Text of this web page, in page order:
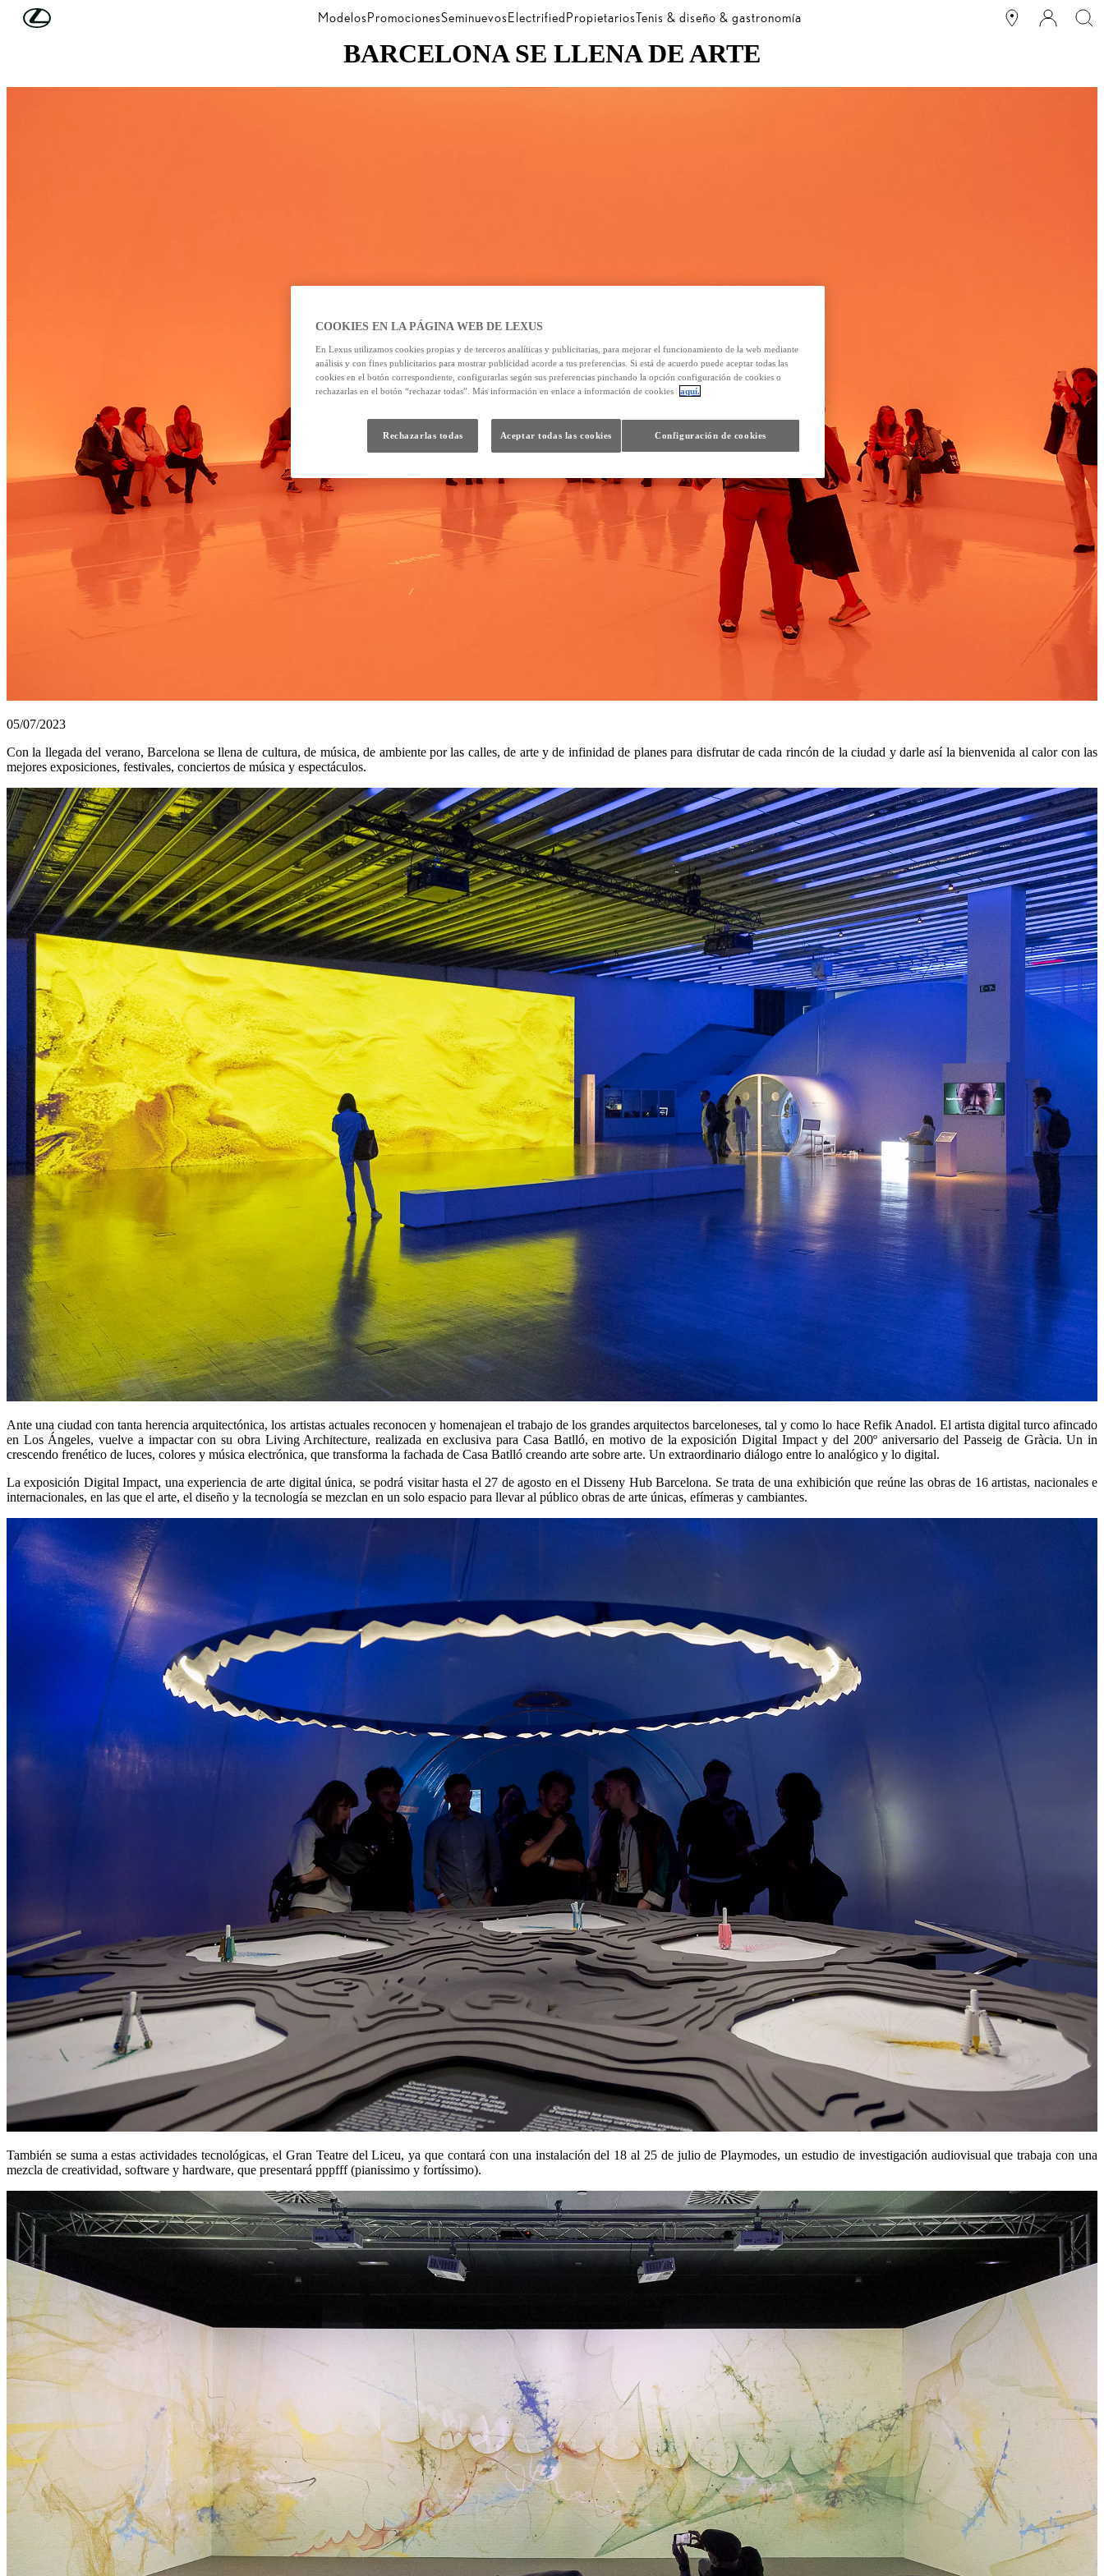
Skip to Main Content ModelosPromocionesSeminuevosElectrifiedPropietariosTenis & diseño & gastronomía
BARCELONA SE LLENA DE ARTE
05/07/2023
Con la llegada del verano, Barcelona se llena de cultura, de música, de ambiente por las calles, de arte y de infinidad de planes para disfrutar de cada rincón de la ciudad y darle así la bienvenida al calor con las
mejores exposiciones, festivales, conciertos de música y espectáculos.
Ante una ciudad con tanta herencia arquitectónica, los artistas actuales reconocen y homenajean el trabajo de los grandes arquitectos barceloneses, tal y como lo hace Refik Anadol. El artista digital turco afincado
en Los Ángeles, vuelve a impactar con su obra Living Architecture, realizada en exclusiva para Casa Batlló, en motivo de la exposición Digital Impact y del 200º aniversario del Passeig de Gràcia. Un in
crescendo frenético de luces, colores y música electrónica, que transforma la fachada de Casa Batlló creando arte sobre arte. Un extraordinario diálogo entre lo analógico y lo digital.
La exposición Digital Impact, una experiencia de arte digital única, se podrá visitar hasta el 27 de agosto en el Disseny Hub Barcelona. Se trata de una exhibición que reúne las obras de 16 artistas, nacionales e
internacionales, en las que el arte, el diseño y la tecnología se mezclan en un solo espacio para llevar al público obras de arte únicas, efímeras y cambiantes.
También se suma a estas actividades tecnológicas, el Gran Teatre del Liceu, ya que contará con una instalación del 18 al 25 de julio de Playmodes, un estudio de investigación audiovisual que trabaja con una
mezcla de creatividad, software y hardware, que presentará pppfff (pianissimo y fortíssimo).
COOKIES EN LA PÁGINA WEB DE LEXUS
En Lexus utilizamos cookies propias y de terceros analíticas y publicitarias, para mejorar el funcionamiento de la web mediante
análisis y con fines publicitarios para mostrar publicidad acorde a tus preferencias. Si está de acuerdo puede aceptar todas las
cookies en el botón correspondiente, configurarlas según sus preferencias pinchando la opción configuración de cookies o
rechazarlas en el botón “rechazar todas”. Más información en enlace a información de cookies
aquí.
Configuración de cookies
Rechazarlas todas Aceptar todas las cookies